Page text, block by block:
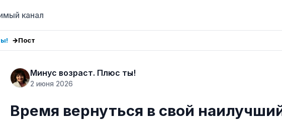
канал
Пост
Минус возраст. Плюс ты!
2 июня 2026
Время вернуться в свой